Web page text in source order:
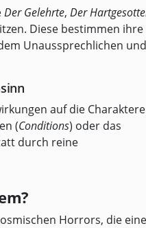
Der Gelehrte, Der
Diese bestimmen ihre
Unaussprechlichen und
auf die
(Conditions) oder das
durch reine
Horrors, die eine